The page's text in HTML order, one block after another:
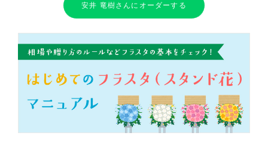
安井 竜樹さんにオーダーする